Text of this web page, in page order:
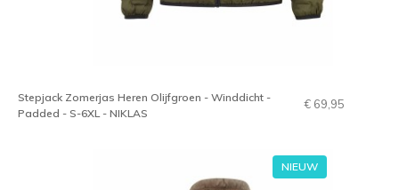
Stepjack Zomerjas Heren Olijfgroen - Winddicht -
Padded - S-6XL - NIKLAS
€ 69,95
NIEUW